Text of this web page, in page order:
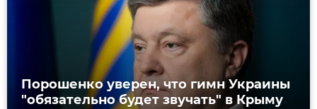
Порошенко уверен, что гимн Украины
"обязательно будет звучать" в Крыму